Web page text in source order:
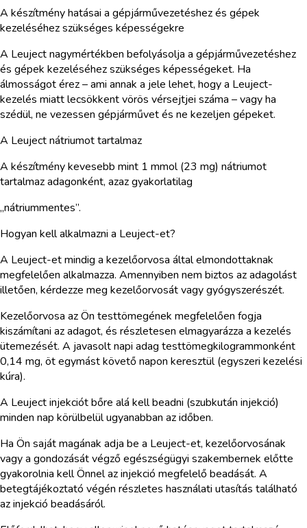
A készítmény hatásai a gépjárművezetéshez és gépek
kezeléséhez szükséges képességekre
A Leuject nagymértékben befolyásolja a gépjárművezetéshez
és gépek kezeléséhez szükséges képességeket. Ha
álmosságot érez – ami annak a jele lehet, hogy a Leuject-
kezelés miatt lecsökkent vörös vérsejtjei száma – vagy ha
szédül, ne vezessen gépjárművet és ne kezeljen gépeket.
A Leuject nátriumot tartalmaz
A készítmény kevesebb mint 1 mmol (23 mg) nátriumot
tartalmaz adagonként, azaz gyakorlatilag
„nátriummentes”.
Hogyan kell alkalmazni a Leuject-et?
A Leuject-et mindig a kezelőorvosa által elmondottaknak
megfelelően alkalmazza. Amennyiben nem biztos az adagolást
illetően, kérdezze meg kezelőorvosát vagy gyógyszerészét.
Kezelőorvosa az Ön testtömegének megfelelően fogja
kiszámítani az adagot, és részletesen elmagyarázza a kezelés
ütemezését. A javasolt napi adag testtömegkilogrammonként
0,14 mg, öt egymást követő napon keresztül (egyszeri kezelési
kúra).
A Leuject injekciót bőre alá kell beadni (szubkután injekció)
minden nap körülbelül ugyanabban az időben.
Ha Ön saját magának adja be a Leuject-et, kezelőorvosának
vagy a gondozását végző egészségügyi szakembernek előtte
gyakorolnia kell Önnel az injekció megfelelő beadását. A
betegtájékoztató végén részletes használati utasítás található
az injekció beadásáról.